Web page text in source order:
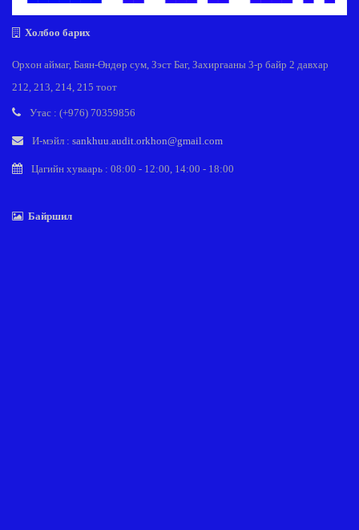
Холбоо барих
Орхон аймаг, Баян-Өндөр сум, Зэст Баг, Захиргааны 3-р байр 2 давхар
212, 213, 214, 215 тоот
Утас : (+976) 70359856
И-мэйл : sankhuu.audit.orkhon@gmail.com
Цагийн хуваарь : 08:00 - 12:00, 14:00 - 18:00
Байршил